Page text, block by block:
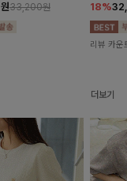
원33,200원 18%
리뷰 카운
더보기